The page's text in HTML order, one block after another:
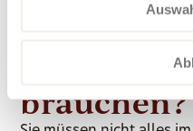
Unsicher,
brauchen?